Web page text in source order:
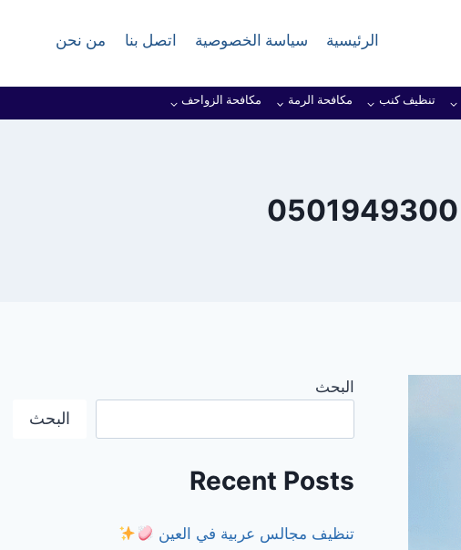
الرئيسية سياسة الخصوصية اتصل بنا من نحن
تنظيف كنب مكافحة الرمة مكافحة الزواحف
البحث
البحث
Recent Posts
تنظيف مجالس عربية في العين